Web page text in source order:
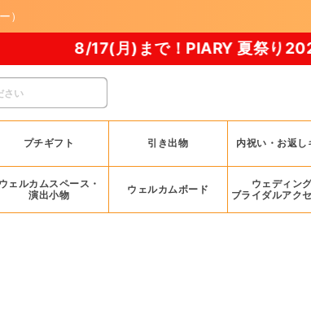
）
月)まで！PIARY 夏祭り2026！
プチギフト 引き出物 内祝い・お返し
ウェルカムスペース・
演出小物
ウェルカムボード
ウェディン
ブライダルアク